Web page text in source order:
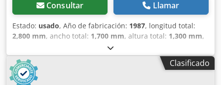
Consultar Llamar
Estado: usado, Año de fabricación: 1987, longitud total:
2,800 mm, ancho total: 1,700 mm, altura total: 1,300 mm,
Color: verde Peso: 500 kg - Año de fabricación: 1987 Codpfx
Aoy Ttraeflsrf - Documentación disponible: No - Certificado
CE disponible: No - Número de serie: 87-7-23 - Potencia
principal del motor [kW]: 5.5 - Altura máxima de corte
Clasificado